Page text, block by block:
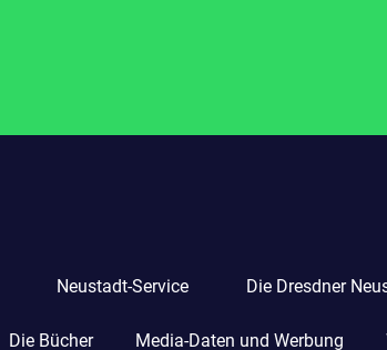
Neustadt-Service Die Dresdner
Die Bücher Media-Daten und Werbung